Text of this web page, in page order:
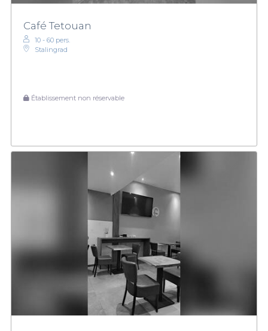
Café Tetouan
10 - 60 pers.
Stalingrad
Établissement non réservable